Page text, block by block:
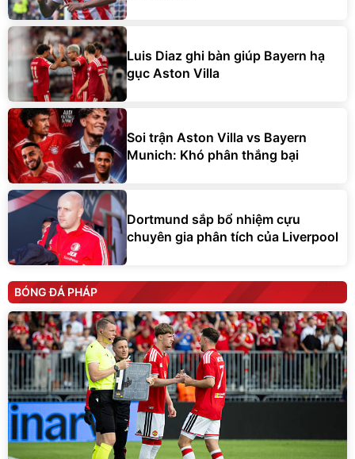
Luis Diaz ghi bàn giúp Bayern hạ
gục Aston Villa
Soi trận Aston Villa vs Bayern
Munich: Khó phân thắng bại
Dortmund sắp bổ nhiệm cựu
chuyên gia phân tích của Liverpool
BÓNG ĐÁ PHÁP